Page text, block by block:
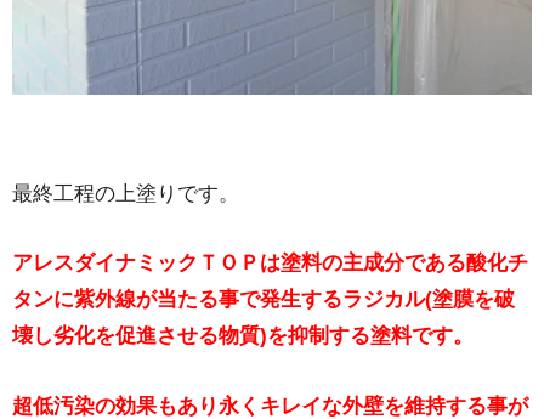
最終工程の上塗りです。
アレスダイナミックＴＯＰは塗料の主成分である酸化チ
タンに紫外線が当たる事で発生するラジカル(塗膜を破
壊し劣化を促進させる物質)を抑制する塗料です。
超低汚染の効果もあり永くキレイな外壁を維持する事が